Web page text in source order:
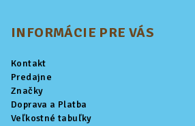
INFORMÁCIE PRE VÁS
Kontakt
Predajne
Značky
Doprava a Platba
Veľkostné tabuľky